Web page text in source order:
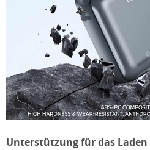
Unterstützung für das